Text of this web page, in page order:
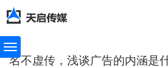
名不虚传，浅谈广告的内涵是